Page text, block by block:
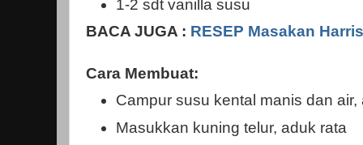
1-2 sdt vanilla susu
BACA JUGA : RESEP Masakan
Cara Membuat:
Campur susu kental manis dan air,
Masukkan kuning telur, aduk rata